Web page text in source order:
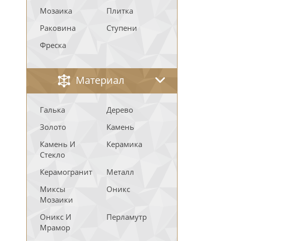
Мозаика
Плитка
Раковина
Ступени
Фреска
Материал
Галька
Дерево
Золото
Камень
Камень И
Стекло
Керамика
Керамогранит
Металл
Миксы
Мозаики
Оникс
Оникс И
Мрамор
Перламутр